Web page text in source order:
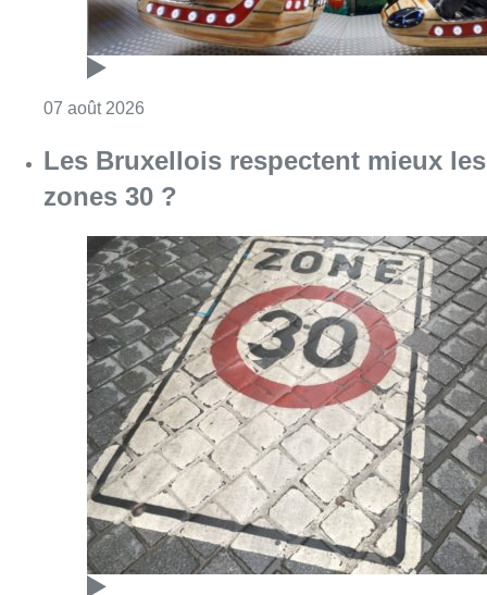
07 août 2026Consulter l'article "Les Bruxellois
Deux mineurs interpellés après un
vol à main armée dans un
commerce bruxellois